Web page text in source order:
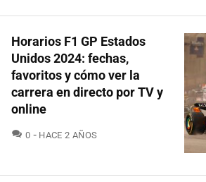
Horarios F1 GP Estados
Unidos 2024: fechas,
favoritos y cómo ver la
carrera en directo por TV y
online
0 COMENTARIOS
HACE 2 AÑOS